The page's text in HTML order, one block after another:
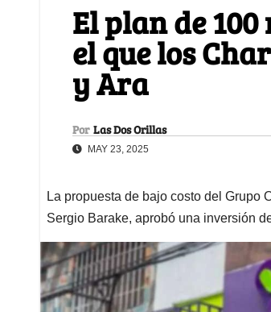
El plan de
el que los
y Ara
Por Las Dos Orillas
MAY 23, 2025
La propuesta de bajo costo del Grupo
Sergio Barake, aprobó una inversión